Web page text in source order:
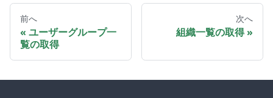
前へ
ユーザーグループ一
覧の取得
次へ
組織一覧の取得